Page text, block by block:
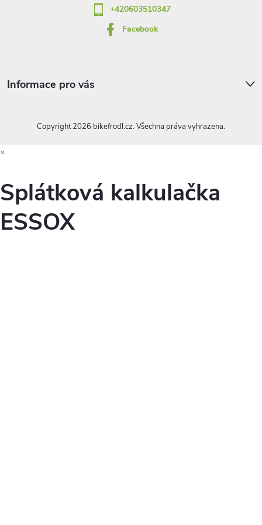
+420603510347
Facebook
Informace pro vás
Copyright 2026 bikefrodl.cz. Všechna práva vyhrazena.
×
Splátková kalkulačka
ESSOX